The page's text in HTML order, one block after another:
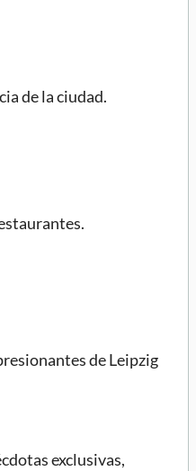
de la ciudad.
de Leipzig
exclusivas,